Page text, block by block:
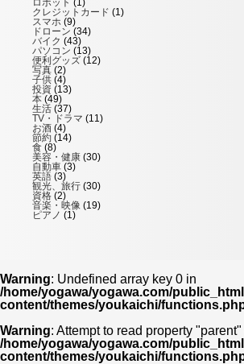
クレジットカード (1)
スマホ (9)
ドローン (34)
バイク (43)
パソコン (13)
便利グッズ (12)
写真 (2)
子供 (4)
投資 (13)
本 (49)
生活 (37)
TV・ドラマ (11)
お酒 (4)
節約 (14)
食 (8)
美容・健康 (30)
自動車 (3)
英語 (3)
観光、旅行 (30)
資格 (2)
音楽・映像 (19)
ピアノ (1)
Warning: Undefined array key 0 in
/home/yogawa/yogawa.com/
content/themes/youkaichi/
Warning: Attempt to read property
/home/yogawa/yogawa.com/
content/themes/youkaichi/